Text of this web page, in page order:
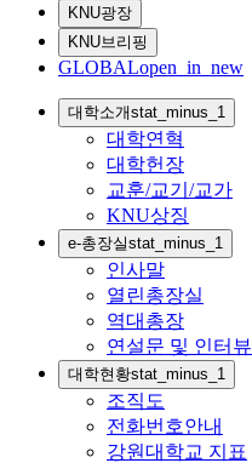
KNU광장
KNU브리핑
GLOBALopen_in_new
대학소개stat_minus_1
대학연혁
대학헌장
교훈/교기/교가
KNU상징
e-총장실stat_minus_1
인사말
열린총장실
역대총장
연설문 및 인터뷰
대학현황stat_minus_1
조직도
전화번호안내
강원대학교 지표